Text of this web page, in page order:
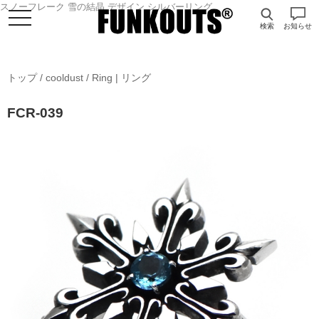
スノーフレーク 雪の結晶 デザイン シルバーリング
検索 お知らせ
トップ/ cooldust / Ring | リング
FCR-039